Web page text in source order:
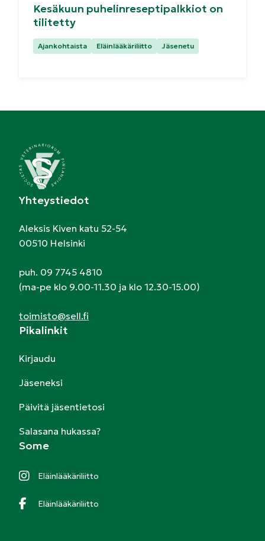
Kesäkuun puhelinreseptipalkkiot on
tilitetty
Kategoriat:
Ajankohtaista Eläinlääkäriliitto Jäsenetu
Yhteystiedot
Aleksis Kiven katu 52-54
00510 Helsinki
puh. 09 7745 4810
(ma-pe klo 9.00-11.30 ja klo 12.30-15.00)
toimisto@sell.fi
Pikalinkit
Kirjaudu
Jäseneksi
Päivitä jäsentietosi
Salasana hukassa?
Some
Eläinlääkäriliitto
Eläinlääkäriliitto